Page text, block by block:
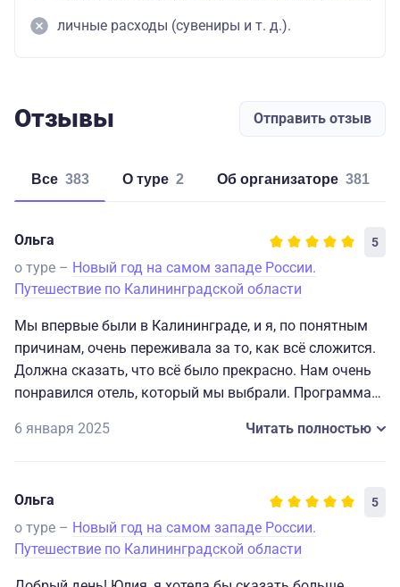
личные расходы (сувениры и т. д.).
Отзывы Отправить отзыв
Все 383 о туре 2 об организаторе 381
Ольга 5
о туре – Новый год на самом западе России.
Путешествие по Калининградской области
Мы впервые были в Калининграде, и я, по понятным
причинам, очень переживала за то, как всё сложится.
Должна сказать, что всё было прекрасно. Нам очень
понравился отель, который мы выбрали. Программа
чрезвычайно понравился наш гид Александр —
спасибо суперведущей Оксане. 💞❤️
6 января 2025 Читать полностью
Ольга 5
о туре – Новый год на самом западе России.
Путешествие по Калининградской области